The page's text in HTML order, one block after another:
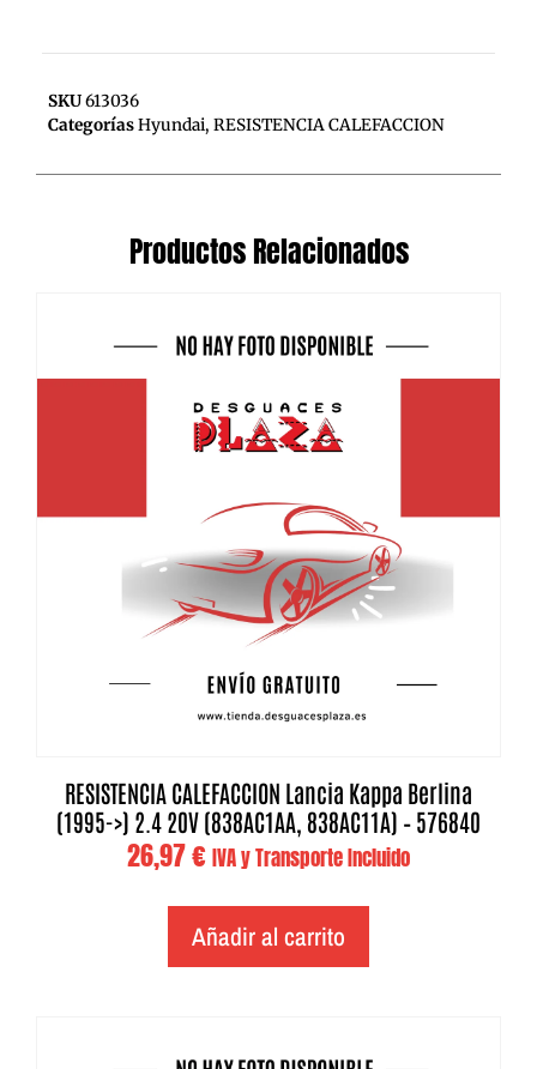
SKU613036
CategoríasHyundai, RESISTENCIA CALEFACCION
Productos Relacionados
RESISTENCIA CALEFACCION Lancia Kappa Berlina
(1995->) 2.4 20V (838AC1AA, 838AC11A) – 576840
26,97€ IVA y Transporte Incluido
Añadir al carrito